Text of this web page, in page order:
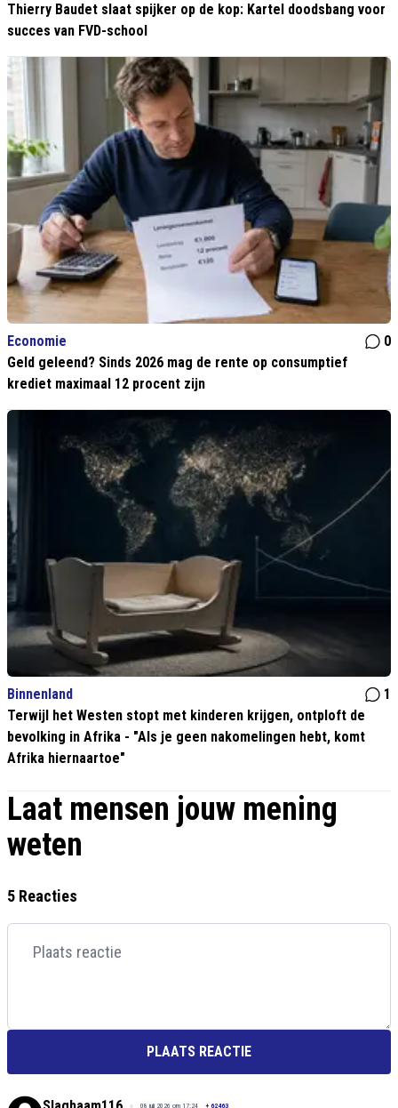
Thierry Baudet slaat spijker op de kop: Kartel doodsbang voor
succes van FVD-school
Economie
0
Geld geleend? Sinds 2026 mag de rente op consumptief
krediet maximaal 12 procent zijn
Binnenland
1
Terwijl het Westen stopt met kinderen krijgen, ontploft de
bevolking in Afrika - "Als je geen nakomelingen hebt, komt
Afrika hiernaartoe"
Laat mensen jouw mening
weten
5 Reacties
PLAATS REACTIE
08 juli 2026 om 17:24 + 62463